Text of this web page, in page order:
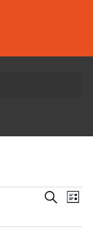
et
Recherche
Liste